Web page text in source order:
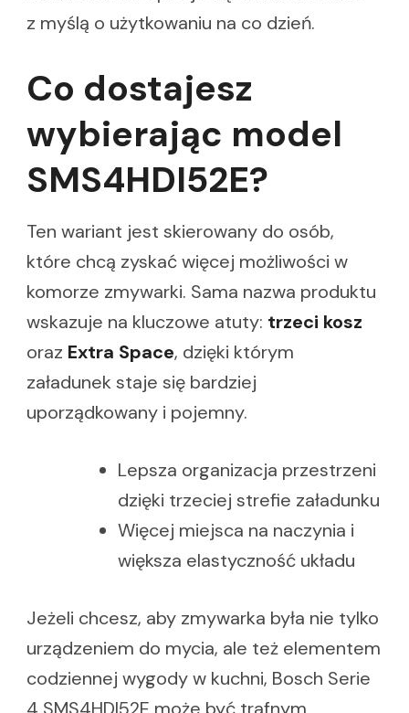
z myślą o użytkowaniu na co dzień.
Co dostajesz
wybierając model
SMS4HDI52E?
Ten wariant jest skierowany do osób,
które chcą zyskać więcej możliwości w
komorze zmywarki. Sama nazwa produktu
wskazuje na kluczowe atuty: trzeci kosz
oraz Extra Space, dzięki którym
załadunek staje się bardziej
uporządkowany i pojemny.
Lepsza organizacja przestrzeni
dzięki trzeciej strefie załadunku
Więcej miejsca na naczynia i
większa elastyczność układu
Jeżeli chcesz, aby zmywarka była nie tylko
urządzeniem do mycia, ale też elementem
codziennej wygody w kuchni, Bosch Serie